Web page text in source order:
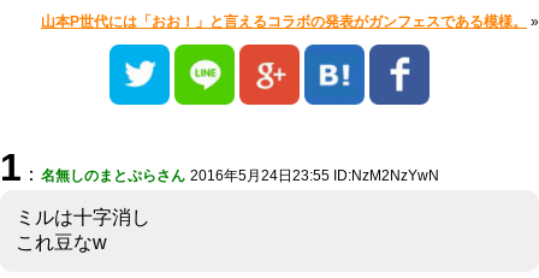
山本P世代には「おお！」と言えるコラボの発表がガンフェスである模様。 »
1 ： 名無しのまとぷらさん 2016年5月24日23:55 ID:NzM2NzYwN
ミルは十字消し
これ豆なw